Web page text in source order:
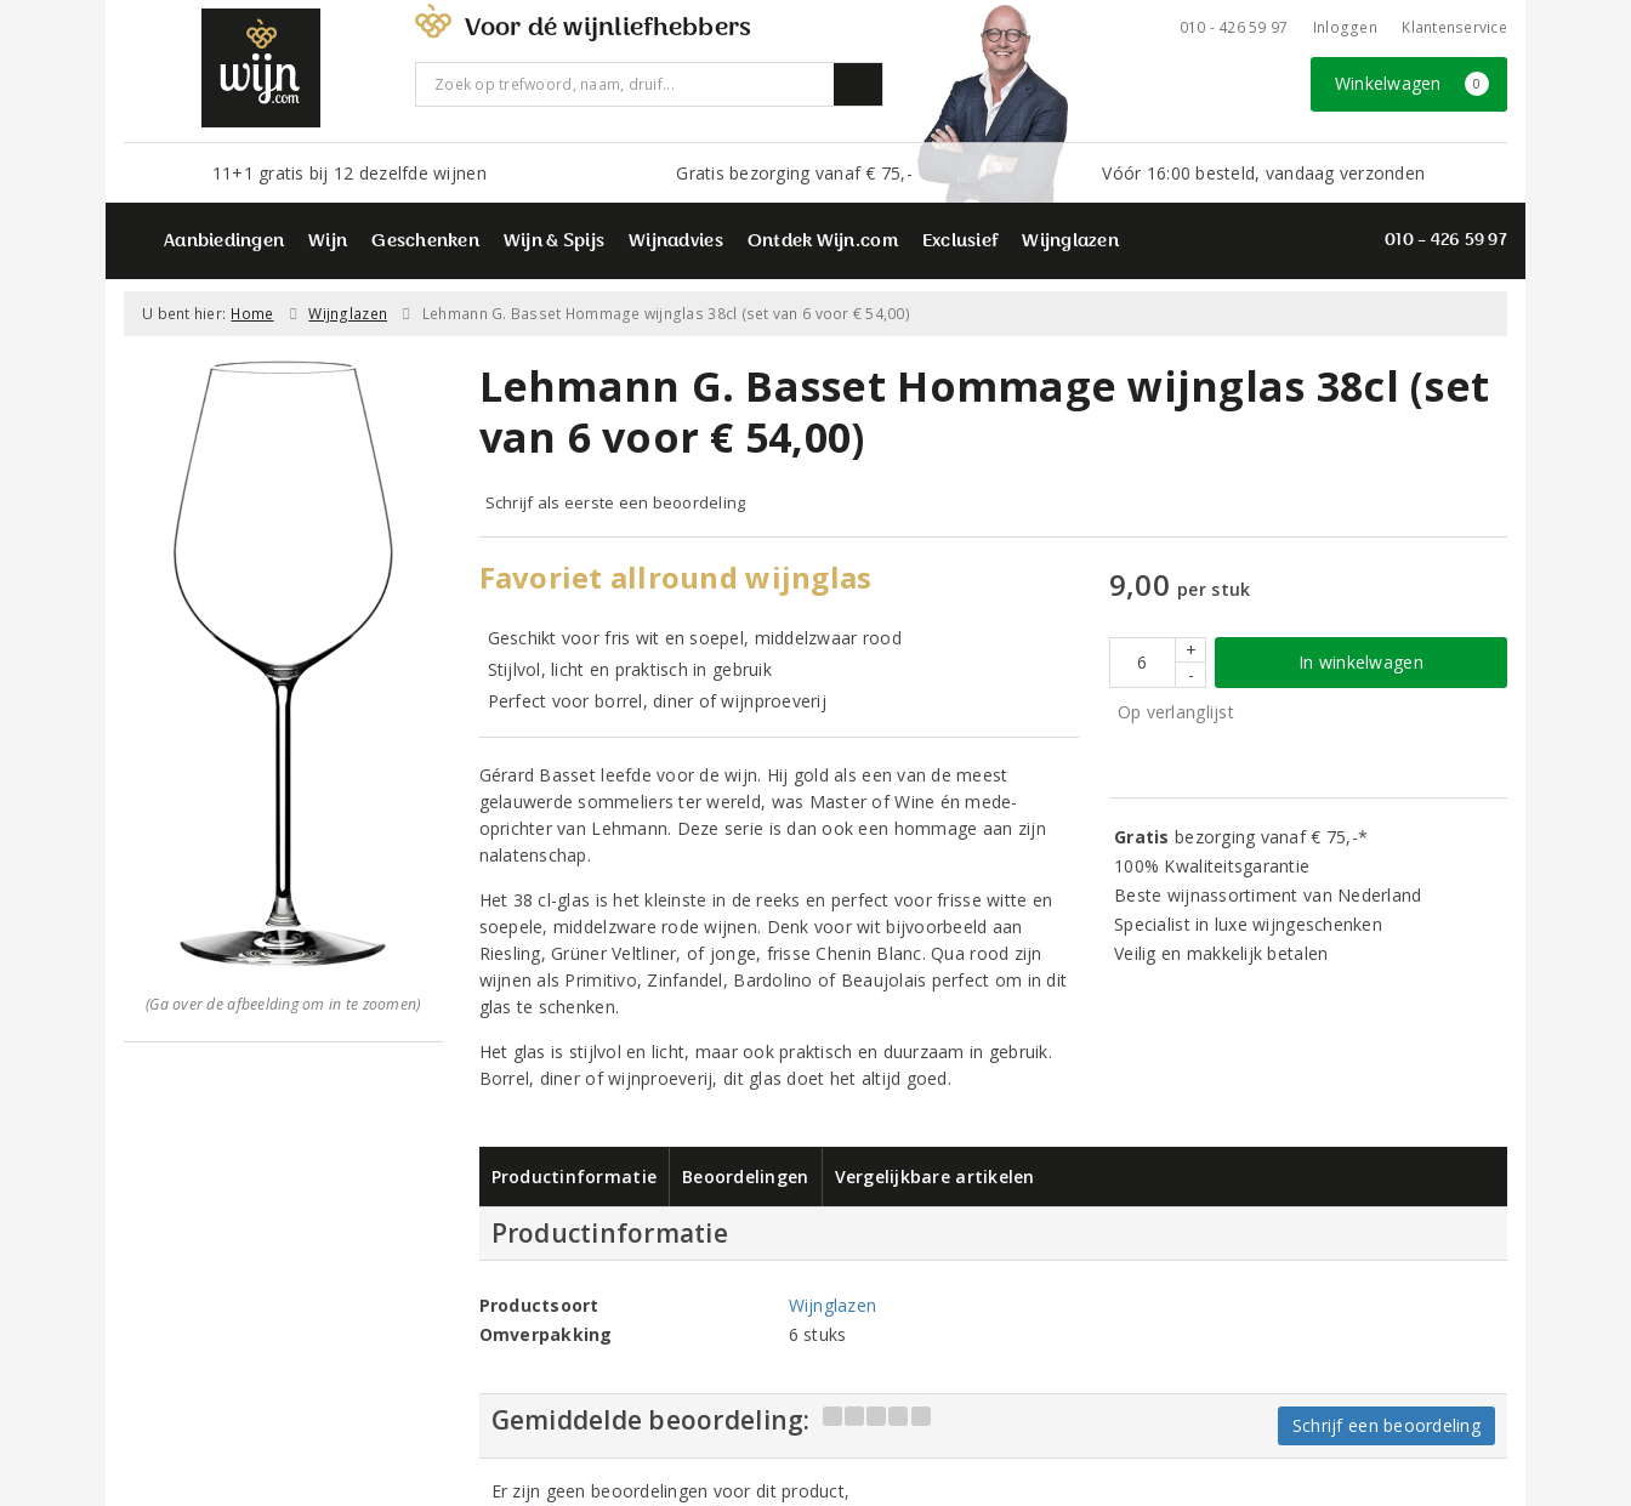
Voor dé wijnliefhebbers 010 - 426 59 97 Inloggen Klantenservice
Winkelwagen 0
11+1 gratis bij 12 dezelfde wijnen Gratis bezorging vanaf € 75,- Vóór 16:00 besteld, vandaag verzonden
Aanbiedingen Wijn Geschenken Wijn & Spijs Wijnadvies Ontdek Wijn.com Exclusief Wijnglazen 010 - 426 59 97
U bent hier: Home Wijnglazen Lehmann G. Basset Hommage wijnglas 38cl (set van 6 voor € 54,00)
(Ga over de afbeelding om in te zoomen)
Lehmann G. Basset Hommage wijnglas 38cl (set
van 6 voor € 54,00)
Schrijf als eerste een beoordeling
Favoriet allround wijnglas
Geschikt voor fris wit en soepel, middelzwaar rood
Stijlvol, licht en praktisch in gebruik
Perfect voor borrel, diner of wijnproeverij
Gérard Basset leefde voor de wijn. Hij gold als een van de meest
gelauwerde sommeliers ter wereld, was Master of Wine én mede-
oprichter van Lehmann. Deze serie is dan ook een hommage aan zijn
nalatenschap.
Het 38 cl-glas is het kleinste in de reeks en perfect voor frisse witte en
soepele, middelzware rode wijnen. Denk voor wit bijvoorbeeld aan
Riesling, Grüner Veltliner, of jonge, frisse Chenin Blanc. Qua rood zijn
wijnen als Primitivo, Zinfandel, Bardolino of Beaujolais perfect om in dit
glas te schenken.
Het glas is stijlvol en licht, maar ook praktisch en duurzaam in gebruik.
Borrel, diner of wijnproeverij, dit glas doet het altijd goed.
9,00 per stuk
+
-
In winkelwagen
Op verlanglijst
Gratisbezorging vanaf € 75,-*
100% Kwaliteitsgarantie
Beste wijnassortiment van Nederland
Specialist in luxe wijngeschenken
Veilig en makkelijk betalen
Productinformatie Beoordelingen Vergelijkbare artikelen
Productinformatie
Productsoort
Wijnglazen
Omverpakking
6 stuks
Gemiddelde beoordeling: Schrijf een beoordeling
Er zijn geen beoordelingen voor dit product,